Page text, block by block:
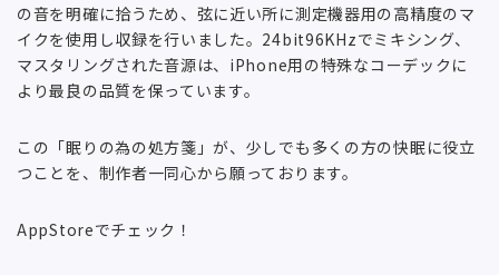
の音を明確に拾うため、弦に近い所に測定機器用の高精度のマ
イクを使用し収録を行いました。24bit96KHzでミキシング、
マスタリングされた音源は、iPhone用の特殊なコーデックに
より最良の品質を保っています。
この「眠りの為の処方箋」が、少しでも多くの方の快眠に役立
つことを、制作者一同心から願っております。
AppStoreでチェック！